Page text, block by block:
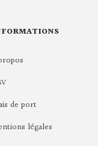
de port
légales